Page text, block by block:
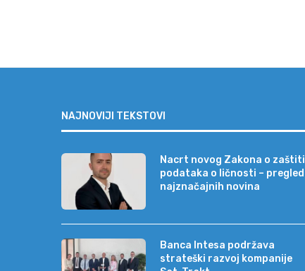
NAJNOVIJI TEKSTOVI
Nacrt novog Zakona o zaštiti
podataka o ličnosti – pregled
najznačajnih novina
Banca Intesa podržava
strateški razvoj kompanije